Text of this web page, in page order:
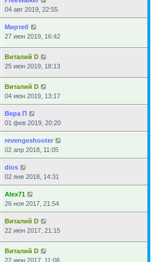
04 авг 2019, 22:55
Миртеб
27 июн 2019, 16:42
Виталий D
25 июн 2019, 18:13
Виталий D
04 июн 2019, 13:17
Вера П
01 фев 2019, 20:20
revengeshooter
02 апр 2018, 11:05
dios
02 янв 2018, 14:31
Alex71
26 ноя 2017, 21:54
Виталий D
22 июн 2017, 21:15
Виталий D
22 июн 2017, 11:08